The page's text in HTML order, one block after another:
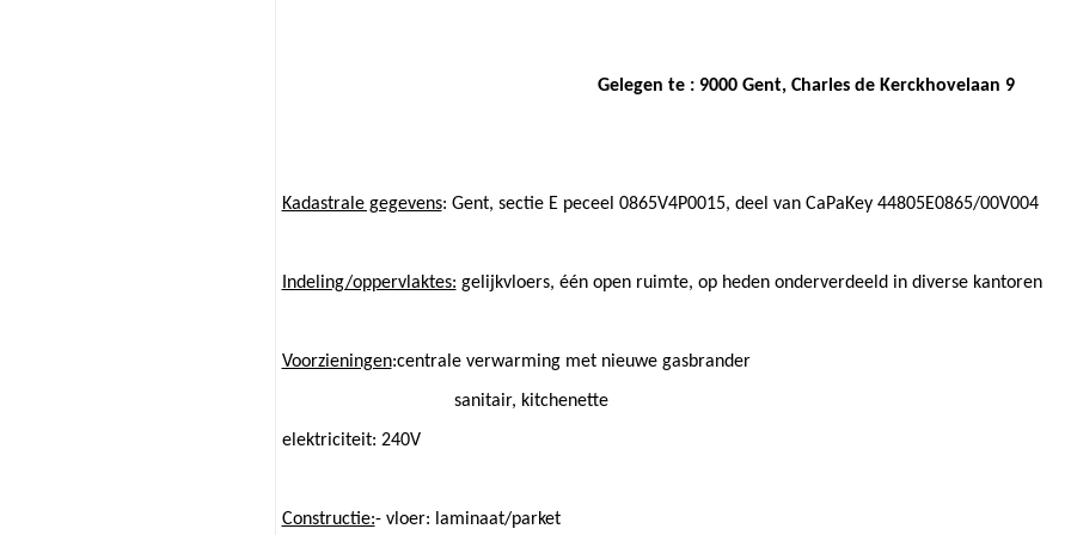
Gelegen te : 9000 Gent, Charles de Kerckhovelaan 9
Kadastrale gegevens: Gent, sectie E peceel 0865V4P0015, deel van CaPaKey 44805E0865/00V004
Indeling/oppervlaktes: gelijkvloers, één open ruimte, op heden onderverdeeld in diverse kantoren
Voorzieningen:centrale verwarming met nieuwe gasbrander
sanitair, kitchenette
elektriciteit: 240V
Constructie:- vloer: laminaat/parket